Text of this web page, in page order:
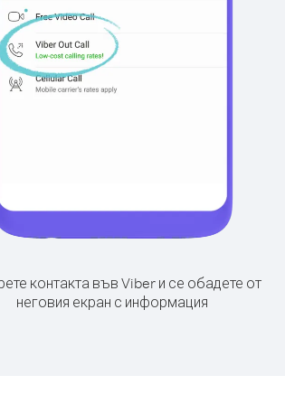
контакта във Viber и се обадете от
неговия екран с информация